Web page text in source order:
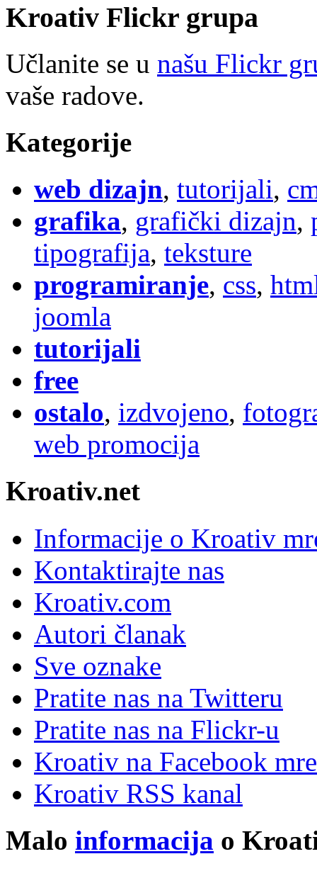
Kroativ Flickr grupa
Učlanite se u našu Flickr
vaše radove.
Kategorije
web dizajn, tutorijali,
grafika, grafički dizajn,
tipografija, teksture
programiranje, css,
joomla
tutorijali
free
ostalo, izdvojeno,
web promocija
Kroativ.net
Informacije o Kroativ
Kontaktirajte nas
Kroativ.com
Autori članak
Sve oznake
Pratite nas na Twitteru
Pratite nas na Flickr-u
Kroativ na Facebook
Kroativ RSS kanal
Malo informacija o